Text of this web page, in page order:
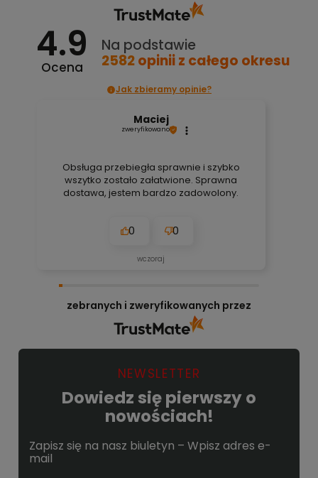
4.9
Ocena
Na podstawie
2582opiniiz całego okresu
Jak zbieramy opinie?
Maciej
zweryfikowano
Obsługa przebiegła sprawnie i szybko
wszytko zostało załatwione. Sprawna
dostawa, jestem bardzo zadowolony.
0 0
wczoraj
zebranych i zweryfikowanych przez
NEWSLETTER
Dowiedz się pierwszy o
nowościach!
Zapisz się na nasz biuletyn – Wpisz adres e-
mail